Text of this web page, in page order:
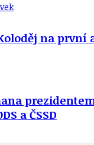
na první
a ČSSD